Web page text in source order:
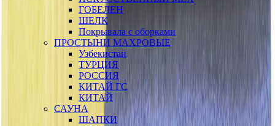
ГОБЕЛЕН
ШЕЛК
Покрывала с оборками
ПРОСТЫНИ МАХРОВЫЕ
Узбекистан
ТУРЦИЯ
РОССИЯ
КИТАЙ ГС
КИТАЙ
САУНА
ШАПКИ